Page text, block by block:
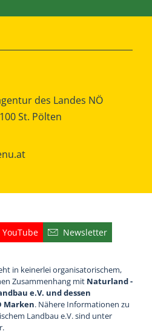
des Landes NÖ
St. Pölten
eNu auf Facebook
Sie den
YouTube Abonnieren Sie
Newsletter
in keinerlei organisatorischem,
Zusammenhang mit Naturland -
e.V. und dessen
Marken. Nähere Informationen zu
Landbau e.V. sind unter